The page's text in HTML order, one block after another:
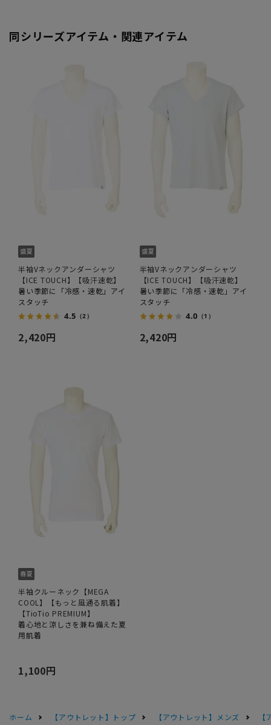
同シリーズアイテム・関連アイテム
半袖Vネックアンダーシャツ
【ICE TOUCH】【吸汗速乾】
暑い季節に「冷感・速乾」アイ
スタッチ
4.5 （2）
2,420円
半袖Vネックアンダーシャツ
【ICE TOUCH】【吸汗速乾】
暑い季節に「冷感・速乾」アイ
スタッチ
4.0 （1）
2,420円
半袖クルーネック【MEGA
COOL】【もっと風通る肌着】
【TioTio PREMIUM】
着心地と涼しさを兼ね備えた夏
用肌着
1,100円
ホーム 【アウトレット】トップ 【アウトレット】メンズ